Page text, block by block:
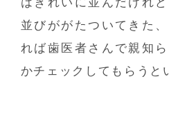
並びががたついてきた
れば歯医者さんで親知
かチェックしてもらうと